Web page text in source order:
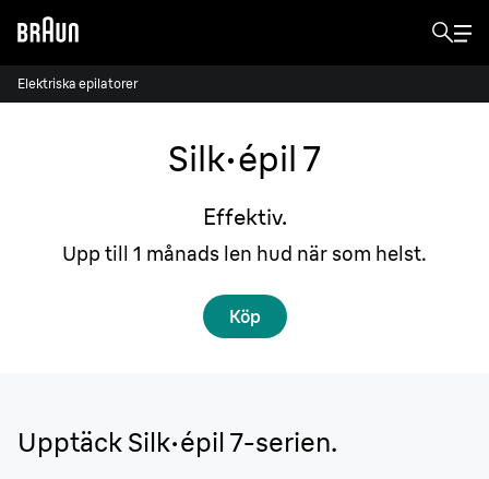
Elektriska epilatorer
Silk·épil 7
Effektiv.
Upp till 1 månads len hud när som helst.
Köp
Upptäck Silk·épil 7-serien.